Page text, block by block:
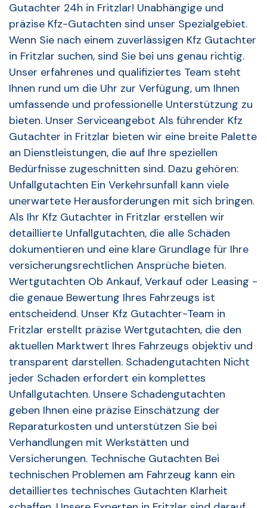
Gutachter 24h in Fritzlar! Unabhängige und
präzise Kfz-Gutachten sind unser Spezialgebiet.
Wenn Sie nach einem zuverlässigen Kfz Gutachter
in Fritzlar suchen, sind Sie bei uns genau richtig.
Unser erfahrenes und qualifiziertes Team steht
Ihnen rund um die Uhr zur Verfügung, um Ihnen
umfassende und professionelle Unterstützung zu
bieten. Unser Serviceangebot Als führender Kfz
Gutachter in Fritzlar bieten wir eine breite Palette
an Dienstleistungen, die auf Ihre speziellen
Bedürfnisse zugeschnitten sind. Dazu gehören:
Unfallgutachten Ein Verkehrsunfall kann viele
unerwartete Herausforderungen mit sich bringen.
Als Ihr Kfz Gutachter in Fritzlar erstellen wir
detaillierte Unfallgutachten, die alle Schäden
dokumentieren und eine klare Grundlage für Ihre
versicherungsrechtlichen Ansprüche bieten.
Wertgutachten Ob Ankauf, Verkauf oder Leasing -
die genaue Bewertung Ihres Fahrzeugs ist
entscheidend. Unser Kfz Gutachter-Team in
Fritzlar erstellt präzise Wertgutachten, die den
aktuellen Marktwert Ihres Fahrzeugs objektiv und
transparent darstellen. Schadengutachten Nicht
jeder Schaden erfordert ein komplettes
Unfallgutachten. Unsere Schadengutachten
geben Ihnen eine präzise Einschätzung der
Reparaturkosten und unterstützen Sie bei
Verhandlungen mit Werkstätten und
Versicherungen. Technische Gutachten Bei
technischen Problemen am Fahrzeug kann ein
detailliertes technisches Gutachten Klarheit